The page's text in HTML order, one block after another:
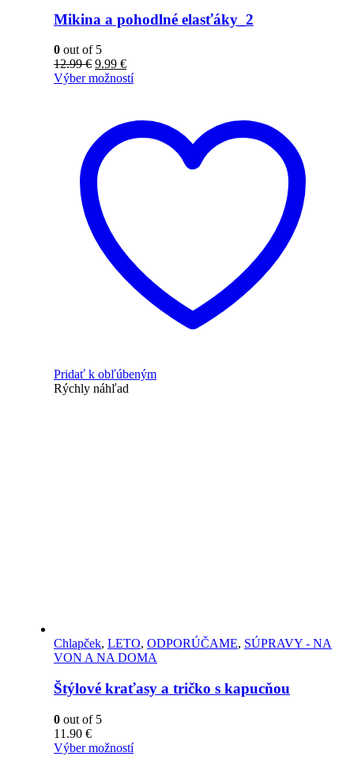
Mikina a pohodlné elasťáky_2
0 out of 5
12.99€ 9.99 €
Výber možností
Pridať k obľúbeným
Rýchly náhľad
Chlapček, LETO, ODPORÚČAME, SÚPRAVY - NA
VON A NA DOMA
Štýlové kraťasy a tričko s kapucňou
0 out of 5
11.90 €
Výber možností